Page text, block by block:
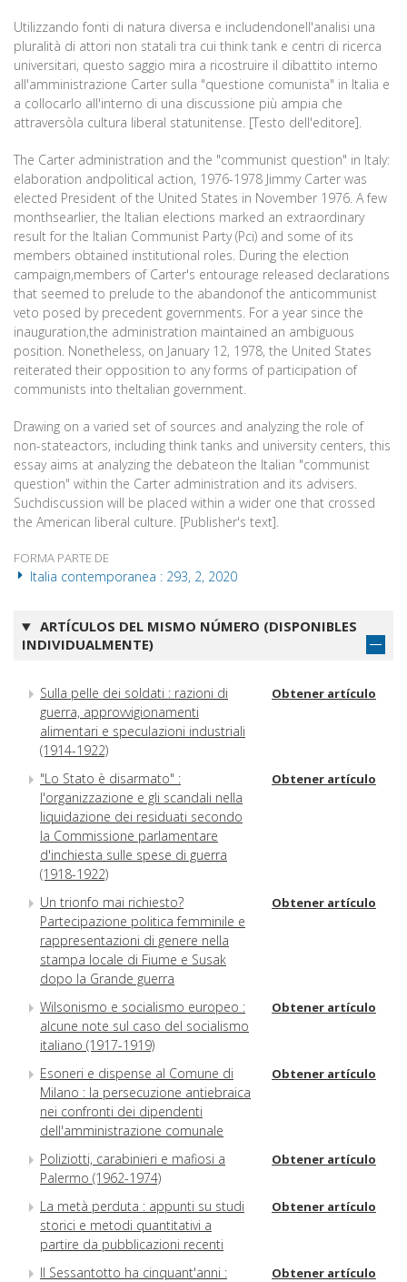
Utilizzando fonti di natura diversa e includendonell'analisi una
pluralità di attori non statali tra cui think tank e centri di ricerca
universitari, questo saggio mira a ricostruire il dibattito interno
all'amministrazione Carter sulla "questione comunista" in Italia e
a collocarlo all'interno di una discussione più ampia che
attraversòla cultura liberal statunitense. [Testo dell'editore].
The Carter administration and the "communist question" in Italy:
elaboration andpolitical action, 1976-1978 Jimmy Carter was
elected President of the United States in November 1976. A few
monthsearlier, the Italian elections marked an extraordinary
result for the Italian Communist Party (Pci) and some of its
members obtained institutional roles. During the election
campaign,members of Carter's entourage released declarations
that seemed to prelude to the abandonof the anticommunist
veto posed by precedent governments. For a year since the
inauguration,the administration maintained an ambiguous
position. Nonetheless, on January 12, 1978, the United States
reiterated their opposition to any forms of participation of
communists into theItalian government.
Drawing on a varied set of sources and analyzing the role of
non-stateactors, including think tanks and university centers, this
essay aims at analyzing the debateon the Italian "communist
question" within the Carter administration and its advisers.
Suchdiscussion will be placed within a wider one that crossed
the American liberal culture. [Publisher's text].
FORMA PARTE DE
Italia contemporanea : 293, 2, 2020
ARTÍCULOS DEL MISMO NÚMERO (DISPONIBLES
INDIVIDUALMENTE)
Sulla pelle dei soldati : razioni di
guerra, approvvigionamenti
alimentari e speculazioni industriali
(1914-1922)
Obtener artículo
"Lo Stato è disarmato" :
l'organizzazione e gli scandali nella
liquidazione dei residuati secondo
la Commissione parlamentare
d'inchiesta sulle spese di guerra
(1918-1922)
Obtener artículo
Un trionfo mai richiesto?
Partecipazione politica femminile e
rappresentazioni di genere nella
stampa locale di Fiume e Susak
dopo la Grande guerra
Obtener artículo
Wilsonismo e socialismo europeo :
alcune note sul caso del socialismo
italiano (1917-1919)
Obtener artículo
Esoneri e dispense al Comune di
Milano : la persecuzione antiebraica
nei confronti dei dipendenti
dell'amministrazione comunale
Obtener artículo
Poliziotti, carabinieri e mafiosi a
Palermo (1962-1974)
Obtener artículo
La metà perduta : appunti su studi
storici e metodi quantitativi a
partire da pubblicazioni recenti
Obtener artículo
Il Sessantotto ha cinquant'anni :
Obtener artículo